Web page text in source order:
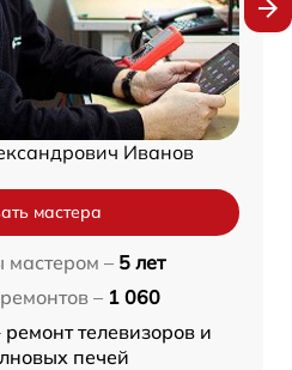
Иванов
мастера
мастером – 5 лет
– 1 060
ремонт телевизоров и
печей